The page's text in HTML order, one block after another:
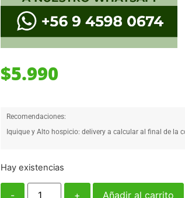
$5.990
Recomendaciones:
Iquique y Alto hospicio: delivery a calcular al final de la
Hay existencias
- + Añadir al carrito